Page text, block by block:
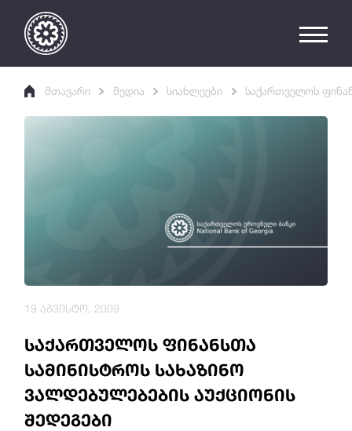
მთავარი მედია სიახლეები საქართველოს
საქართველოს ფინანსთა
სამინისტროს სახაზინო
ვალდებულებების აუქციონის
შედეგები
19 აგვისტო, 2009